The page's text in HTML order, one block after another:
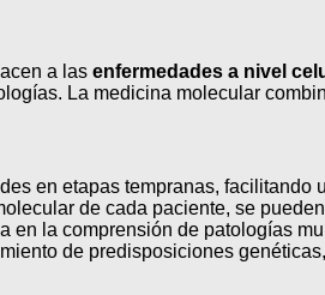
a las enfermedades a nivel
La medicina molecular
en etapas tempranas, facilitando
de cada paciente, se
en la comprensión de patologías
de predisposiciones